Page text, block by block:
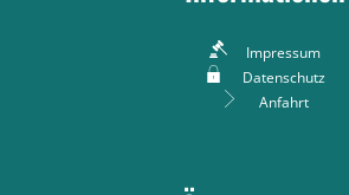
Impressum
Datenschutz
Anfahrt